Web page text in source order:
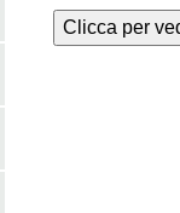
Clicca per